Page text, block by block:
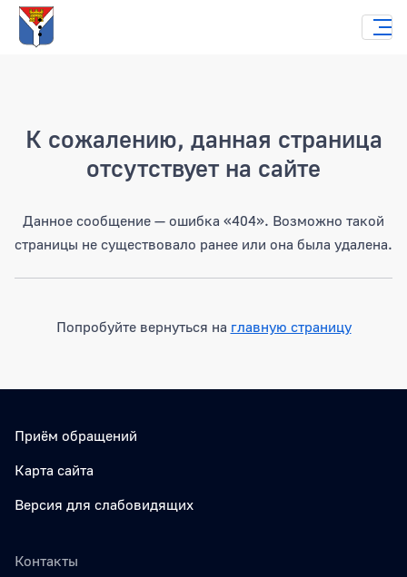
К сожалению, данная страница
отсутствует на сайте
Данное сообщение — ошибка «404». Возможно такой
страницы не существовало ранее или она была удалена.
Попробуйте вернуться на главную страницу
Приём обращений
Карта сайта
Версия для слабовидящих
Контакты